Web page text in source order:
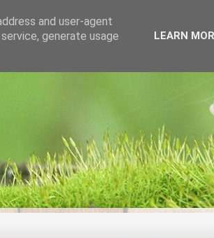
and user-agent
generate usage
LEARN